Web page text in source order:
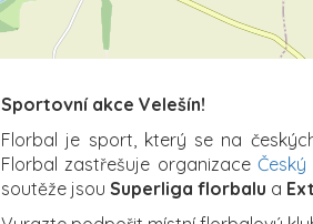
Sportovní akce Velešín!
Florbal je sport, který se na
Florbal zastřešuje organizace
soutěže jsou Superliga florbalu a